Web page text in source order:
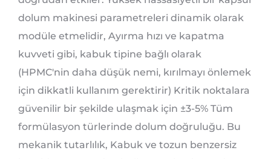
dolum makinesi parametreleri dinamik olarak
modüle etmelidir, Ayırma hızı ve kapatma
kuvveti gibi, kabuk tipine bağlı olarak
(HPMC'nin daha düşük nemi, kırılmayı önlemek
için dikkatli kullanım gerektirir) Kritik noktalara
güvenilir bir şekilde ulaşmak için ±3-5% Tüm
formülasyon türlerinde dolum doğruluğu. Bu
mekanik tutarlılık, Kabuk ve tozun benzersiz